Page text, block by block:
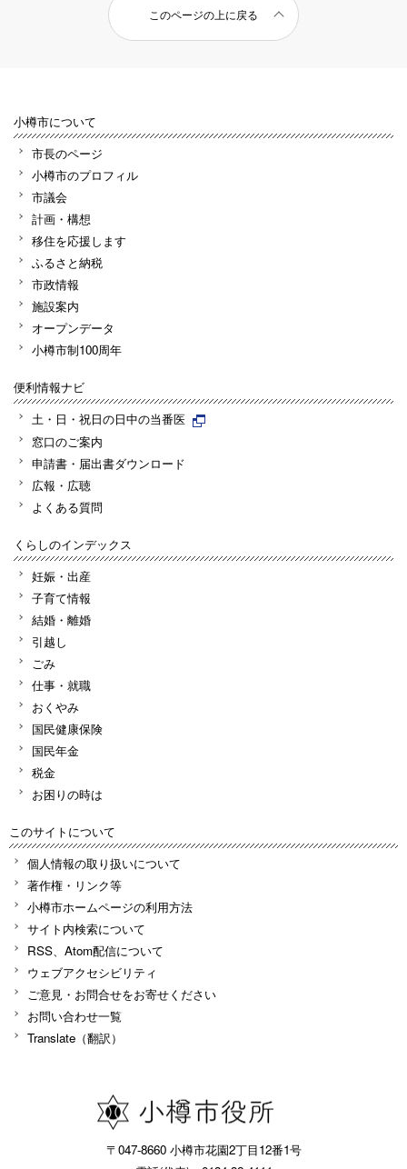
このページの上に戻る
小樽市について
市長のページ
小樽市のプロフィル
市議会
計画・構想
移住を応援します
ふるさと納税
市政情報
施設案内
オープンデータ
小樽市制100周年
便利情報ナビ
土・日・祝日の日中の当番医
窓口のご案内
申請書・届出書ダウンロード
広報・広聴
よくある質問
くらしのインデックス
妊娠・出産
子育て情報
結婚・離婚
引越し
ごみ
仕事・就職
おくやみ
国民健康保険
国民年金
税金
お困りの時は
このサイトについて
個人情報の取り扱いについて
著作権・リンク等
小樽市ホームページの利用方法
サイト内検索について
RSS、Atom配信について
ウェブアクセシビリティ
ご意見・お問合せをお寄せください
お問い合わせ一覧
Translate（翻訳）
〒047-8660 小樽市花園2丁目12番1号